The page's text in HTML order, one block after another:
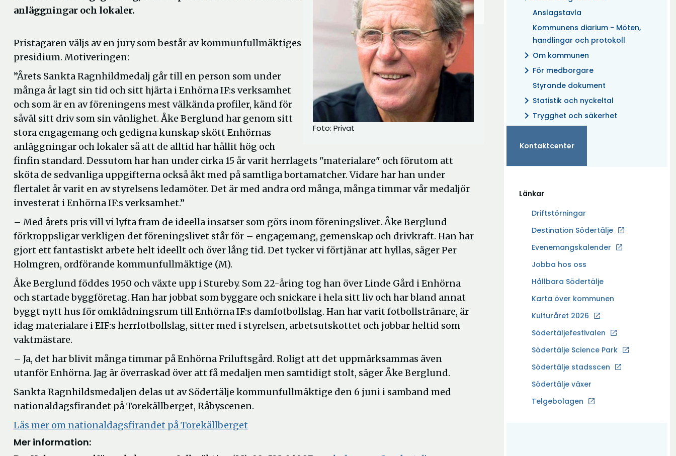
Anslagstavla
Kommunens diarium - Möten,
handlingar och protokoll
chevron_right Om kommunen
chevron_right För medborgare
Styrande dokument
chevron_right Statistik och nyckeltal
chevron_right Trygghet och säkerhet
Kontaktcenter
Länkar
Driftstörningar
Destination Södertälje
Ö
p
n
a
y
t
f
ö
n
t
Evenemangskalender
Jobba hos oss
Ö
p
n
a
y
t
f
ö
Hållbara Södertälje
Karta över kommunen
Kulturåret 2026
Södertäljefestivalen
Södertälje Science Park
Ö
p
n
a
Södertälje stadsscen
Södertälje växer
Telgebolagen
Ö
Foto: Privat
anläggningar och lokaler.
Pristagaren väljs av en jury som består av kommunfullmäktiges
presidium. Motiveringen:
”Årets Sankta Ragnhildmedalj går till en person som under
många år lagt sin tid och sitt hjärta i Enhörna IF:s verksamhet
och som är en av föreningens mest välkända profiler, känd för
såväl sitt driv som sin vänlighet. Åke Berglund har genom sitt
stora engagemang och gedigna kunskap skött Enhörnas
anläggningar och lokaler så att de alltid har hållit hög och
finfin standard. Dessutom har han under cirka 15 år varit herrlagets "materialare" och förutom att
sköta de sedvanliga uppgifterna också åkt med på samtliga bortamatcher. Vidare har han under
flertalet år varit en av styrelsens ledamöter. Det är med andra ord många, många timmar vår medaljör
investerat i Enhörna IF:s verksamhet.”
– Med årets pris vill vi lyfta fram de ideella insatser som görs inom föreningslivet. Åke Berglund
förkroppsligar verkligen det föreningslivet står för – engagemang, gemenskap och drivkraft. Han har
gjort ett fantastiskt arbete helt ideellt och över lång tid. Det tycker vi förtjänar att hyllas, säger Per
Holmgren, ordförande kommunfullmäktige (M).
Åke Berglund föddes 1950 och växte upp i Stureby. Som 22-åring tog han över Linde Gård i Enhörna
och startade byggföretag. Han har jobbat som byggare och snickare i hela sitt liv och har bland annat
byggt nytt hus för omklädningsrum till Enhörna IF:s damfotbollslag. Han har varit fotbollstränare, är
idag materialare i EIF:s herrfotbollslag, sitter med i styrelsen, arbetsutskottet och jobbar heltid som
vaktmästare.
– Ja, det har blivit många timmar på Enhörna Friluftsgård. Roligt att det uppmärksammas även
utanför Enhörna. Jag är överraskad över att få medaljen men samtidigt stolt, säger Åke Berglund.
Sankta Ragnhildsmedaljen delas ut av Södertälje kommunfullmäktige den 6 juni i samband med
nationaldagsfirandet på Torekällberget, Råbyscenen.
Läs mer om nationaldagsfirandet på Torekällberget
Mer information: